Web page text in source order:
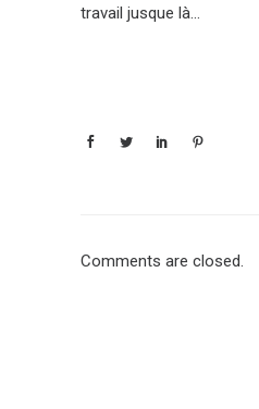
travail jusque là…
Comments are closed.